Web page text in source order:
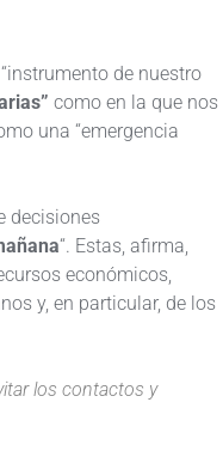
de nuestro
como en la que nos
una “emergencia
decisiones
“. Estas, afirma,
económicos,
y, en particular, de los
los contactos y